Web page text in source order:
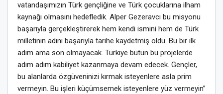
vatandaşımızın Türk gençliğine ve Türk çocuklarına ilham
kaynağı olmasını hedefledik. Alper Gezeravcı bu misyonu
başarıyla gerçekleştirerek hem kendi ismini hem de Türk
milletinin adını başarıyla tarihe kaydetmiş oldu. Bu bir ilk
adım ama son olmayacak. Türkiye bütün bu projelerde
adım adım kabiliyet kazanmaya devam edecek. Gençler,
bu alanlarda özgüveninizi kırmak isteyenlere asla prim
vermeyin. Bu işleri küçümsemek isteyenlere yüz vermeyin”